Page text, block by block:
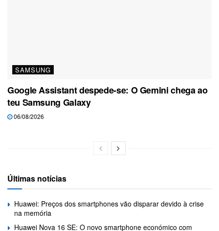
SAMSUNG
Google Assistant despede-se: O Gemini chega ao
teu Samsung Galaxy
06/08/2026
Últimas notícias
Huawei: Preços dos smartphones vão disparar devido à crise
na memória
Huawei Nova 16 SE: O novo smartphone económico com